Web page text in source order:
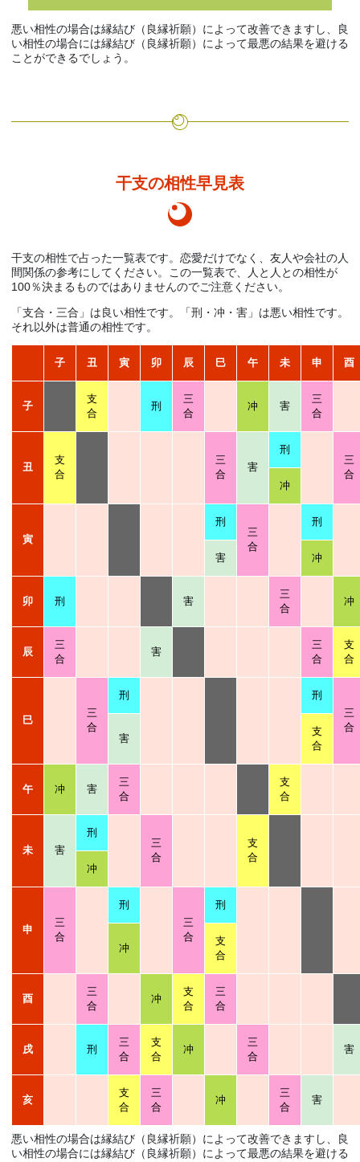
悪い相性の場合は縁結び（良縁祈願）によって改善できますし、良
い相性の場合には縁結び（良縁祈願）によって最悪の結果を避ける
ことができるでしょう。
干支の相性早見表
干支の相性で占った一覧表です。恋愛だけでなく、友人や会社の人
間関係の参考にしてください。この一覧表で、人と人との相性が
100％決まるものではありませんのでご注意ください。
「支合・三合」は良い相性です。「刑・冲・害」は悪い相性です。
それ以外は普通の相性です。
子 丑 寅 卯 辰 巳 午 未 申 酉
子
支
合
刑
三
合
冲 害
三
合
丑
支
合
三
合
害
刑
三
合
冲
寅
刑
三
合
刑
害 冲
卯 刑 害
三
合
冲
辰
三
合
害
三
合
支
合
巳
三
合
刑
刑
三
合
害
支
合
午 冲 害
三
合
支
合
未 害
刑
三
合
支
合
冲
申
三
合
刑
三
合
刑
冲
支
合
酉
三
合
冲
支
合
三
合
戌 刑
三
合
支
合
冲
三
合
害
亥
支
合
三
合
冲
三
合
害
悪い相性の場合は縁結び（良縁祈願）によって改善できますし、良
い相性の場合には縁結び（良縁祈願）によって最悪の結果を避ける